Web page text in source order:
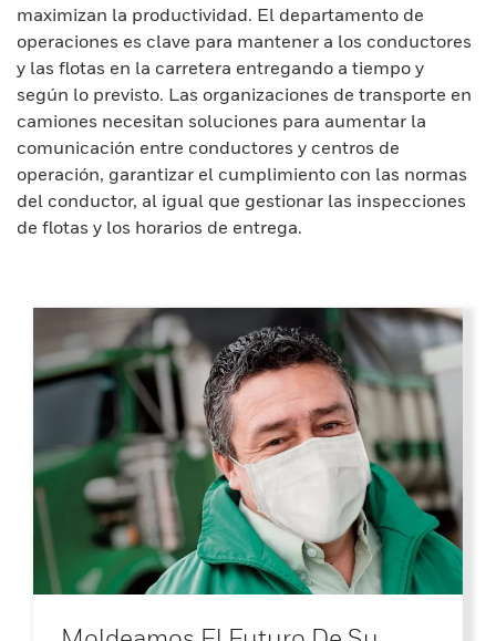
maximizan la productividad. El departamento de
operaciones es clave para mantener a los conductores
y las flotas en la carretera entregando a tiempo y
según lo previsto. Las organizaciones de transporte en
camiones necesitan soluciones para aumentar la
comunicación entre conductores y centros de
operación, garantizar el cumplimiento con las normas
del conductor, al igual que gestionar las inspecciones
de flotas y los horarios de entrega.